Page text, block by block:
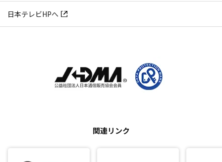
日本テレビHPへ
関連リンク